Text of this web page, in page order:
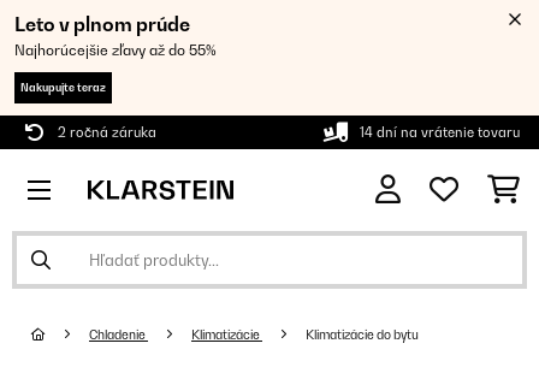
Leto v plnom prúde
Najhorúcejšie zľavy až do 55%
Nakupujte teraz
2 ročná záruka 14 dní na vrátenie tovaru
Chladenie Klimatizácie Klimatizácie do bytu